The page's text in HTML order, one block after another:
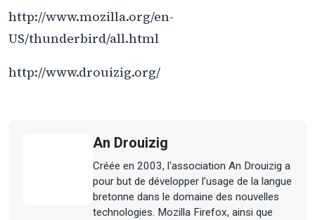
http://www.mozilla.org/en-
US/thunderbird/all.html
http://www.drouizig.org/
An Drouizig
Créée en 2003, l'association An Drouizig a
pour but de développer l'usage de la langue
bretonne dans le domaine des nouvelles
technologies. Mozilla Firefox, ainsi que